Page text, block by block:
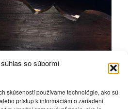
so súbormi
skúseností používame technológie, ako sú
prístup k informáciám o zariadení.